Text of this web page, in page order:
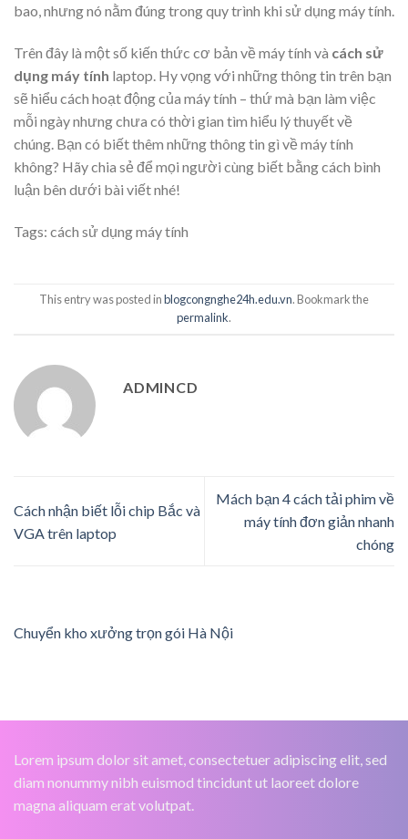
bao, nhưng nó nằm đúng trong quy trình khi sử dụng máy tính.
Trên đây là một số kiến thức cơ bản về máy tính và cách sử
dụng máy tính laptop. Hy vọng với những thông tin trên bạn
sẽ hiểu cách hoạt động của máy tính – thứ mà bạn làm việc
mỗi ngày nhưng chưa có thời gian tìm hiểu lý thuyết về
chúng. Bạn có biết thêm những thông tin gì về máy tính
không? Hãy chia sẻ để mọi người cùng biết bằng cách bình
luận bên dưới bài viết nhé!
Tags: cách sử dụng máy tính
This entry was posted inblogcongnghe24h.edu.vn. Bookmark the
permalink.
ADMINCD
Cách nhận biết lỗi chip Bắc và
VGA trên laptop
Mách bạn 4 cách tải phim về
máy tính đơn giản nhanh
chóng
Chuyển kho xưởng trọn gói Hà Nội
Lorem ipsum dolor sit amet, consectetuer adipiscing elit, sed
diam nonummy nibh euismod tincidunt ut laoreet dolore
magna aliquam erat volutpat.